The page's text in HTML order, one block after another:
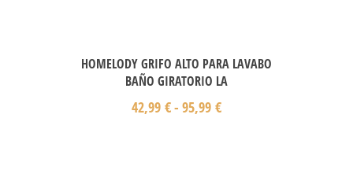
HOMELODY GRIFO ALTO PARA LAVABO
BAÑO GIRATORIO LA
42,99 €- 95,99 €